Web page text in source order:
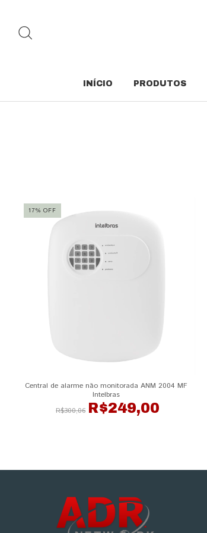
INÍCIO PRODUTOS
17% OFF
Central de alarme não monitorada ANM 2004 MF
Intelbras
R$300,06 R$249,00